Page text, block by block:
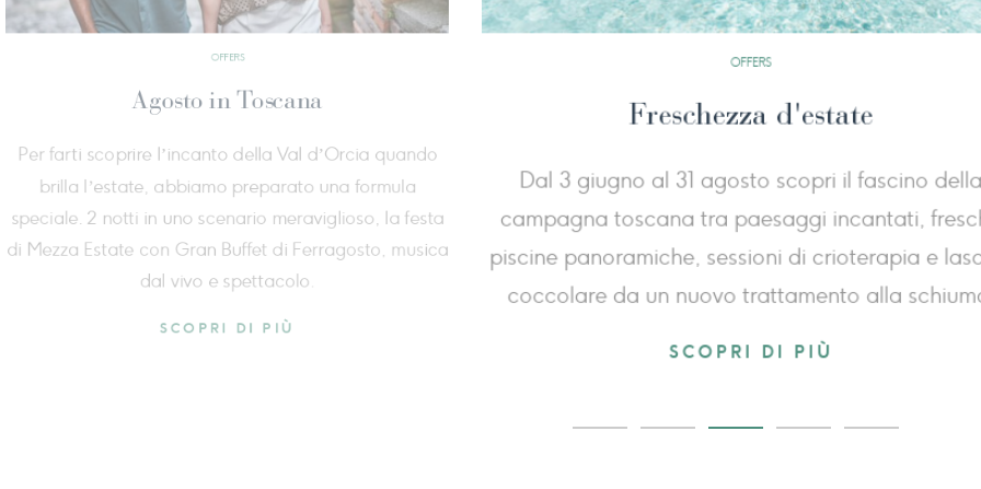
in
in tre
riscoprire
qualità
Prolunga i tuoi momenti di benessere: prenota 3 notti,
pagando solo 2, con colazione inclusa. Approfitta
della terza notte gratuita per dedicarti alla tranquillità
della spa e lasciarti avvolgere dalla bellezza della Val
Il respiro della
Un percorso dedicato a
benessere termale nel cuore
vivere un’esperienza completa
corpo e mente, arricchita da